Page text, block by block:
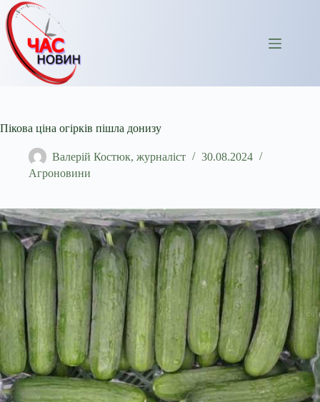
Перейти
до
вмісту
Пікова ціна огірків пішла донизу
Валерій Костюк, журналіст
30.08.2024
Агроновини